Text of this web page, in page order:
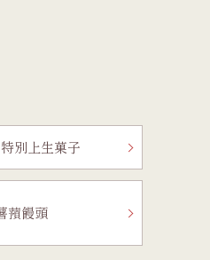
比較
す。
を用
別上生菓子
蕷饅頭